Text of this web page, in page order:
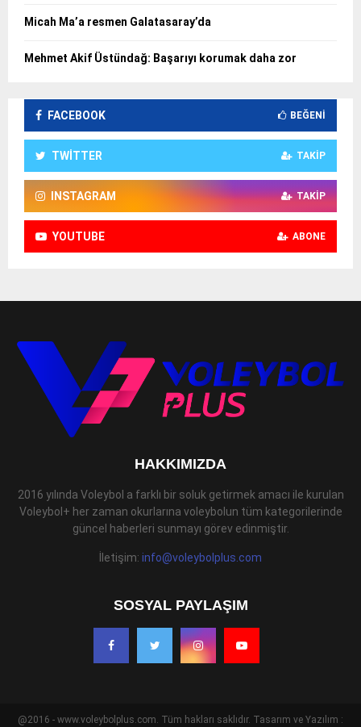
Micah Ma’a resmen Galatasaray’da
Mehmet Akif Üstündağ: Başarıyı korumak daha zor
FACEBOOK BEĞENI
TWITTER TAKIP
INSTAGRAM TAKIP
YOUTUBE ABONE
HAKKIMIZDA
2016 yılında Voleybol a farklı bir soluk getirmek amacı ile kurulan
Voleybol+ her zaman okurlarına voleybolun tüm kategorilerinde
güncel haberleri sunmayı görev edinmiştir.
İletişim: info@voleybolplus.com
SOSYAL PAYLAŞIM
@2016 - www.voleybolplus.com. Tüm hakları saklıdır. Tasarım ve Yazılım :